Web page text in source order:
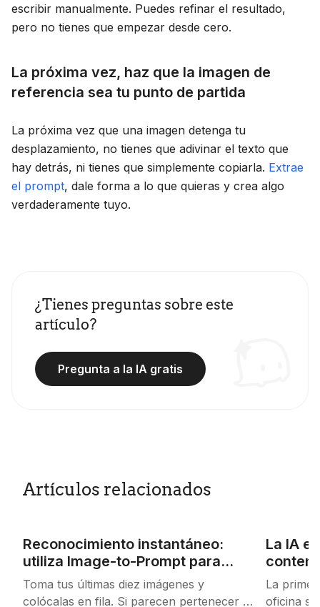
escribir manualmente. Puedes refinar el resultado,
pero no tienes que empezar desde cero.
La próxima vez, haz que la imagen de
referencia sea tu punto de partida
La próxima vez que una imagen detenga tu
desplazamiento, no tienes que adivinar el texto que
hay detrás, ni tienes que simplemente copiarla. Extrae
el prompt, dale forma a lo que quieras y crea algo
verdaderamente tuyo.
¿Tienes preguntas sobre este
artículo?
Pregunta a la IA gratis
Artículos relacionados
Reconocimiento instantáneo:
utiliza Image-to-Prompt para
crear un estilo visual de marca
coherente
Toma tus últimas diez imágenes y
colócalas en fila. Si parecen pertenecer a
La IA
La
oficina